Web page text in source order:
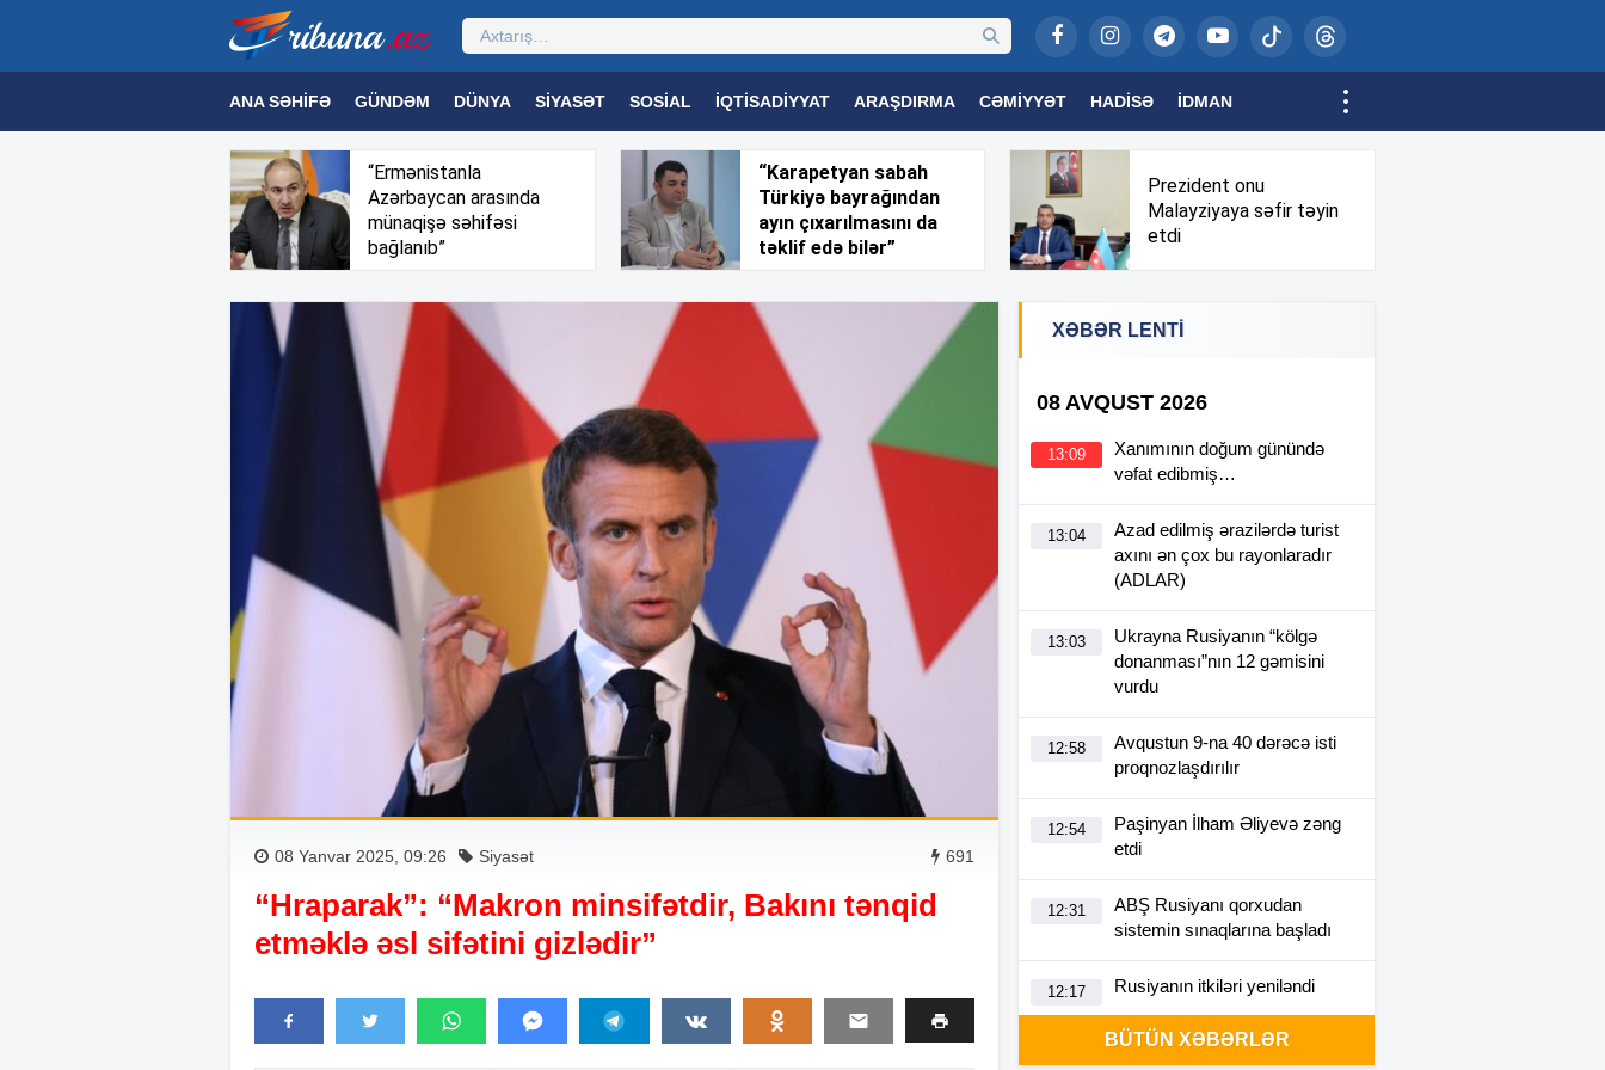
ANA SƏHIFƏ GÜNDƏM DÜNYA SIYASƏT SOSIAL İQTISADIYYAT ARAŞDIRMA CƏMIYYƏT HADISƏ İDMAN
MƏDƏNIYYƏT MAQAZIN TEXNOLOGIYA TƏHSIL SAĞLAMLIQ MARAQLI
“Ermənistanla
Azərbaycan arasında
münaqişə səhifəsi
bağlanıb”
“Karapetyan sabah
Türkiyə bayrağından
ayın çıxarılmasını da
təklif edə bilər”
Prezident onu
Malayziyaya səfir təyin
etdi
08 Yanvar 2025, 09:26 Siyasət 691
“Hraparak”: “Makron minsifətdir, Bakını tənqid
etməklə əsl sifətini gizlədir”
XƏBƏR LENTİ
08 AVQUST 2026
13:09
Xanımının doğum günündə
vəfat edibmiş…
13:04
Azad edilmiş ərazilərdə turist
axını ən çox bu rayonlaradır
(ADLAR)
13:03
Ukrayna Rusiyanın “kölgə
donanması”nın 12 gəmisini
vurdu
12:58
Avqustun 9-na 40 dərəcə isti
proqnozlaşdırılır
12:54
Paşinyan İlham Əliyevə zəng
etdi
12:31
ABŞ Rusiyanı qorxudan
sistemin sınaqlarına başladı
12:17 Rusiyanın itkiləri yeniləndi
“Fanatlar gəlməyimi istəyirdi”
BÜTÜN XƏBƏRLƏR